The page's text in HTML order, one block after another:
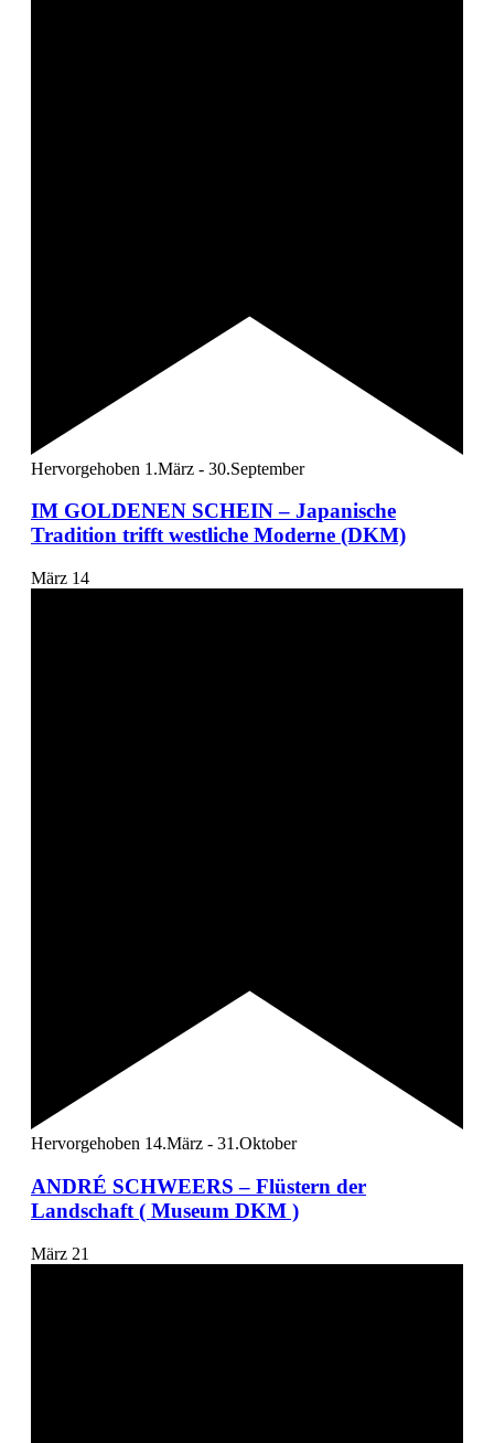
Hervorgehoben 1.März - 30.September
IM GOLDENEN SCHEIN – Japanische
Tradition trifft westliche Moderne (DKM)
März 14
Hervorgehoben 14.März - 31.Oktober
ANDRÉ SCHWEERS – Flüstern der
Landschaft ( Museum DKM )
März 21